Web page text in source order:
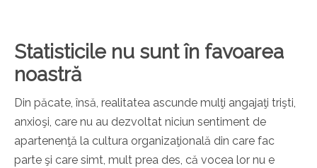
Statisticile nu sunt în favoarea
noastră
Din păcate, însă, realitatea ascunde mulţi angajaţi trişti,
anxioşi, care nu au dezvoltat niciun sentiment de
apartenenţă la cultura organizaţională din care fac
parte şi care simt, mult prea des, că vocea lor nu e